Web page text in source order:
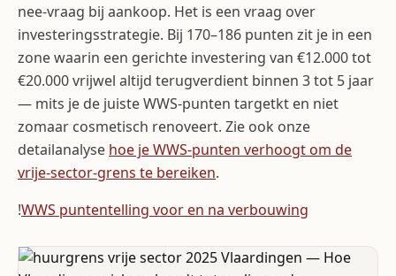
nee-vraag bij aankoop. Het is een vraag over
investeringsstrategie. Bij 170–186 punten zit je in een
zone waarin een gerichte investering van €12.000 tot
€20.000 vrijwel altijd terugverdient binnen 3 tot 5 jaar
— mits je de juiste WWS-punten targetkt en niet
zomaar cosmetisch renoveert. Zie ook onze
detailanalyse hoe je WWS-punten verhoogt om de
vrije-sector-grens te bereiken.
!WWS puntentelling voor en na verbouwing